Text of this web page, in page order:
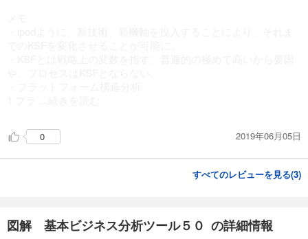
0 2019年06月05日
すべてのレビューを見る(3)
図解 基本ビジネス分析ツール５０ の詳細情報